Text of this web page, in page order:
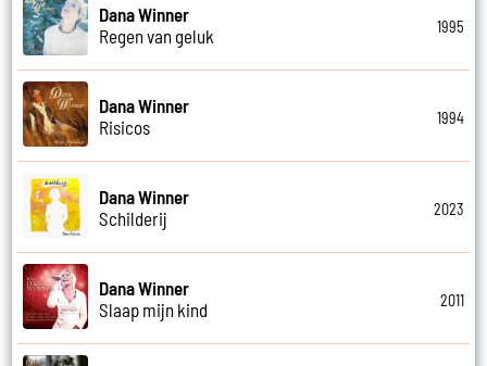
Dana Winner
Regen van geluk
1995
Dana Winner
Risicos
1994
Dana Winner
Schilderij
2023
Dana Winner
Slaap mijn kind
2011